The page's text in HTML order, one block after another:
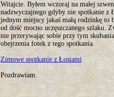
Witajcie. Byłem wczoraj na małej
nadzwyczajnego gdyby nie spotkanie
jednym miejscy jakaś małą rodzinkę to
od dość mocno uczęszczanego szlaku.
nie przerywając sobie przy tym
obejrzenia fotek z tego spotkania.
Zimowe spotkanie z Łosiami
Pozdrawiam.